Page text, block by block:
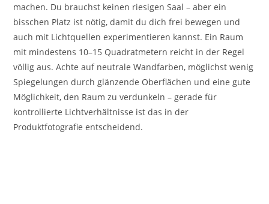
machen. Du brauchst keinen riesigen Saal – aber ein
bisschen Platz ist nötig, damit du dich frei bewegen und
auch mit Lichtquellen experimentieren kannst. Ein Raum
mit mindestens 10–15 Quadratmetern reicht in der Regel
völlig aus. Achte auf neutrale Wandfarben, möglichst wenig
Spiegelungen durch glänzende Oberflächen und eine gute
Möglichkeit, den Raum zu verdunkeln – gerade für
kontrollierte Lichtverhältnisse ist das in der
Produktfotografie entscheidend.